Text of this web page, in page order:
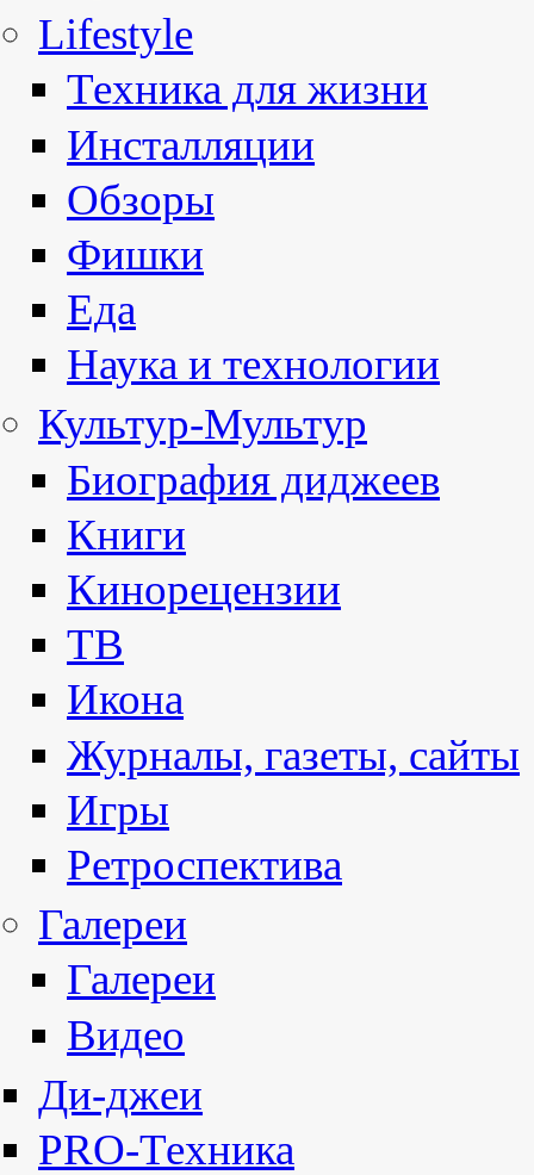
Lifestyle
Техника для жизни
Инсталляции
Обзоры
Фишки
Еда
Наука и технологии
Культур-Мультур
Биография диджеев
Книги
Кинорецензии
ТВ
Икона
Журналы, газеты, сайты
Игры
Ретроспектива
Галереи
Галереи
Видео
Ди-джеи
PRO-Техника